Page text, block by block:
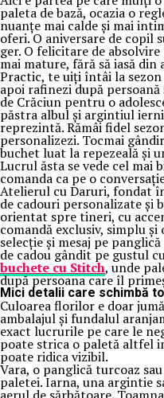
paleta de bază, ocazia o
nuanțe mai calde și mai
oferi. O aniversare de copil
ger. O felicitare de
mai mature, fără să iasă din
Practic, te uiți întâi la
apoi rafinezi după
de Crăciun pentru o
păstra albul și argintiul
reprezintă. Rămâi fidel
personalizezi. Tocmai
buchet luat la repezeală și
Lucrul ăsta se vede cel mai
comanda ca pe o
Atelierul cu Daruri, fondat
de cadouri personalizate și
orientat spre tineri, cu
comandă exclusiv, simplu
selecție și mesaj pe
de cadou gândit pe gustul
buchete cu Stitch, unde
după persoana care îl
Mici detalii care schimbă
Culoarea florilor e doar
ambalajul și fundalul
exact lucrurile pe care le
poate strica o paletă altfel
poate ridica vizibil.
Vara, o panglică turcoaz
paletei. Iarna, una argintie